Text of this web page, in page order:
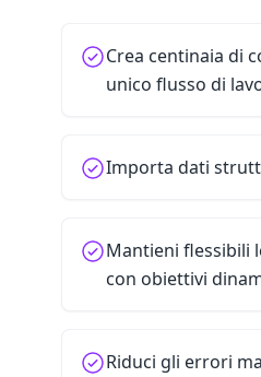
Crea centinaia di
unico flusso di
Importa dati
Mantieni flessibili
con obiettivi
Riduci gli errori